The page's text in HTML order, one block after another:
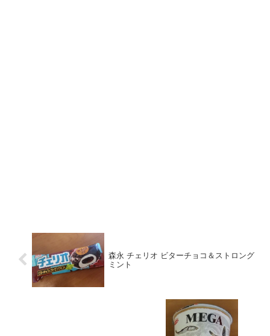
森永 チェリオ ビターチョコ＆ストロング
ミント